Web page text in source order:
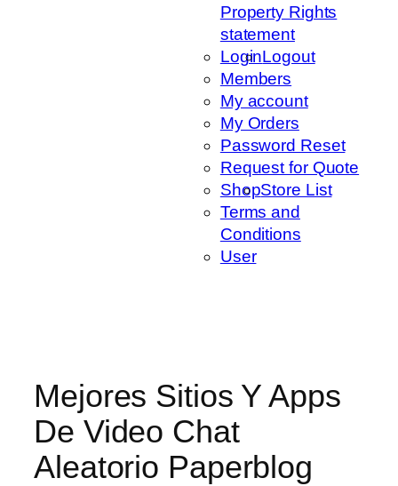
Property Rights
statement
LoginLogout
Members
My account
My Orders
Password Reset
Request for Quote
ShopStore List
Terms and
Conditions
User
Mejores Sitios Y Apps
De Video Chat
Aleatorio Paperblog